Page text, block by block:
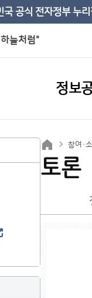
국 공식 전자정부 누
늘처럼"
정보
참여·
토론